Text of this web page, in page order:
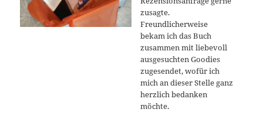
zusagte.
Freundlicherweise
bekam ich das Buch
zusammen mit liebevoll
ausgesuchten Goodies
zugesendet, wofür ich
mich an dieser Stelle ganz
herzlich bedanken
möchte.